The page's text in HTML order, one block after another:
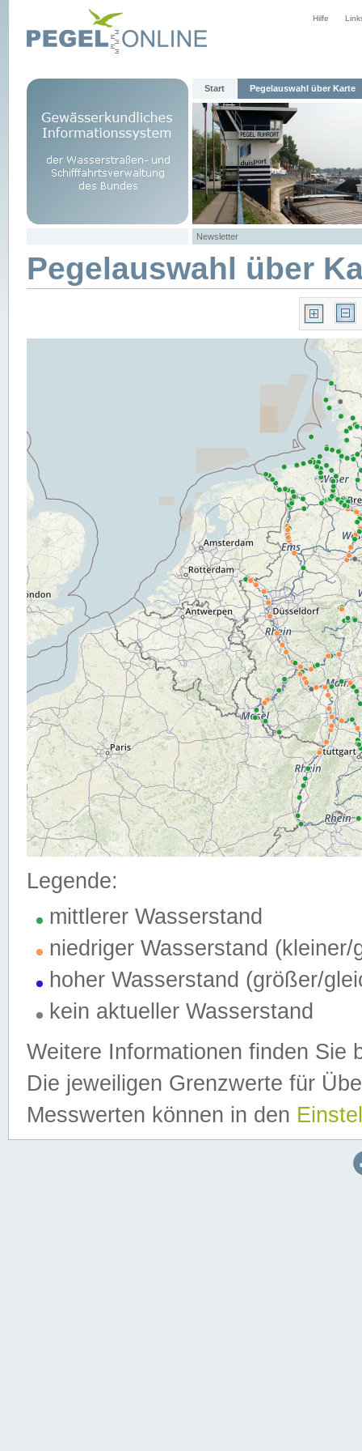
Hilfe
Start Pegelauswahl über Karte
Newsletter
Pegelauswahl über
Legende:
mittlerer Wasserstand
niedriger Wasserstand (kleiner/
hoher Wasserstand (größer/
kein aktueller Wasserstand
Weitere Informationen finden Sie
Die jeweiligen Grenzwerte für
Messwerten können in den